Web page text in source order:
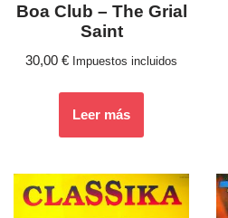
Boa Club ‎– The Grial
Saint
30,00 € Impuestos incluidos
Leer más